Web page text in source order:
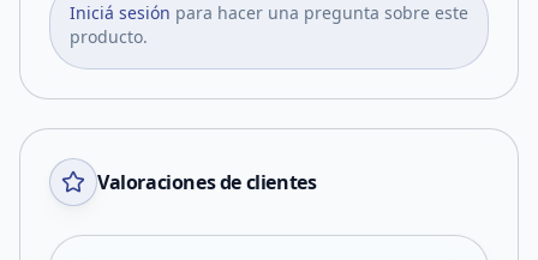
Iniciá sesión para hacer una pregunta sobre este
producto.
Valoraciones de clientes